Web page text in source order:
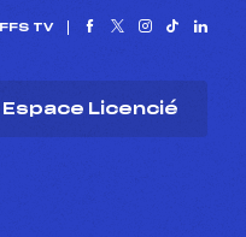
FFS TV
Espace Licencié